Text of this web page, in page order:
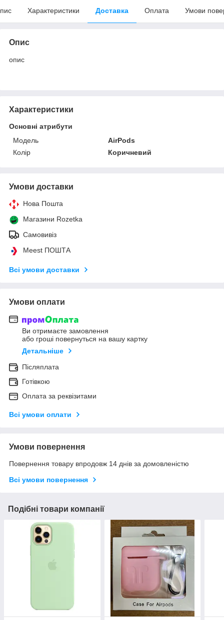
Характеристики Доставка Оплата Умови
Опис
опис
Характеристики
Основні атрибути
Модель
AirPods
Колір
Коричневий
Умови доставки
Нова Пошта
Магазини Rozetka
Самовивіз
Meest ПОШТА
Всі умови доставки
Умови оплати
Ви отримаєте замовлення
або гроші повернуться на вашу картку
Детальніше
Післяплата
Готівкою
Оплата за реквізитами
Всі умови оплати
Умови повернення
Повернення товару впродовж 14 днів за домовленістю
Всі умови повернення
Подібні товари компанії